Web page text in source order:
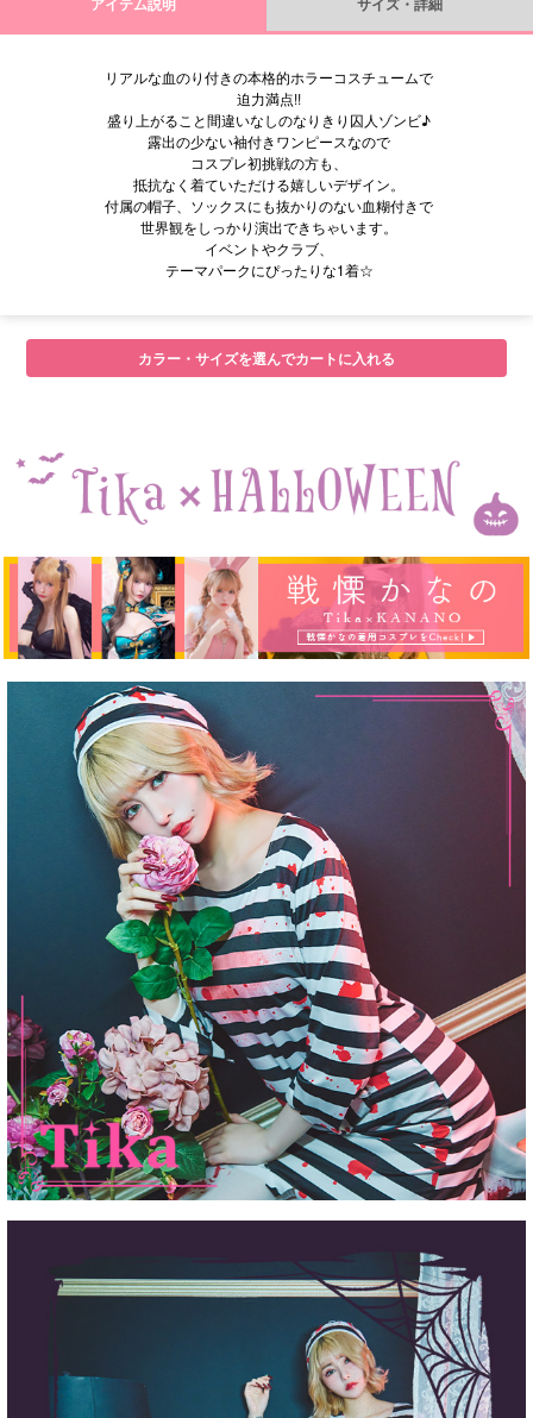
アイテム説明 サイズ・詳細
リアルな血のり付きの本格的ホラーコスチュームで
迫力満点!!
盛り上がること間違いなしのなりきり囚人ゾンビ♪
露出の少ない袖付きワンピースなので
コスプレ初挑戦の方も、
抵抗なく着ていただける嬉しいデザイン。
付属の帽子、ソックスにも抜かりのない血糊付きで
世界観をしっかり演出できちゃいます。
イベントやクラブ、
テーマパークにぴったりな1着☆
カラー・サイズを選んでカートに入れる